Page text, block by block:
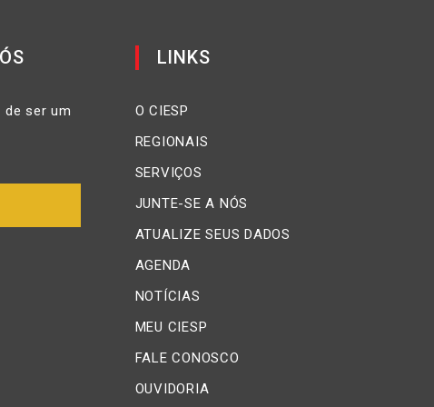
de ser um
LINKS
O CIESP
REGIONAIS
SERVIÇOS
JUNTE-SE A NÓS
ATUALIZE SEUS DADOS
AGENDA
NOTÍCIAS
MEU CIESP
FALE CONOSCO
OUVIDORIA